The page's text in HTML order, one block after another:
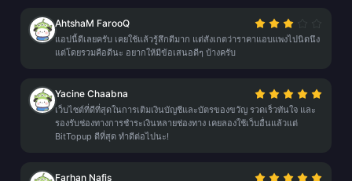
AhtshaM FarooQ
แอปนี้ดีเลยครับ เคยใช้แล้วรู้สึกดีมาก แต่สังเกตว่าราคาแอบแพงไปนิดนึง
แต่โดยรวมคือดีนะ อยากให้มีข้อเสนอดีๆ บ้างครับ
Yacine Chaabna
เว็บไซต์ที่ดีที่สุดในการเติมเงินบัญชีและบัตรของขวัญ รวดเร็วทันใจ และ
รองรับช่องทางการชำระเงินหลายช่องทาง เคยลองใช้เว็บอื่นแล้วแต่
BitTopup ดีที่สุด ทำดีต่อไปนะ!
Farhan Nafis